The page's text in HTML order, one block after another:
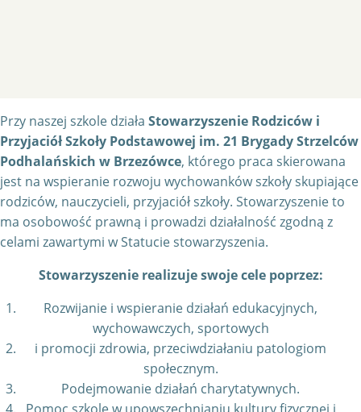
Przy naszej szkole działa Stowarzyszenie Rodziców i
Przyjaciół Szkoły Podstawowej im. 21 Brygady Strzelców
Podhalańskich w Brzezówce, którego praca skierowana
jest na wspieranie rozwoju wychowanków szkoły skupiające
rodziców, nauczycieli, przyjaciół szkoły. Stowarzyszenie to
ma osobowość prawną i prowadzi działalność zgodną z
celami zawartymi w Statucie stowarzyszenia.
Stowarzyszenie realizuje swoje cele poprzez:
Rozwijanie i wspieranie działań edukacyjnych,
wychowawczych, sportowych
i promocji zdrowia, przeciwdziałaniu patologiom
społecznym.
Podejmowanie działań charytatywnych.